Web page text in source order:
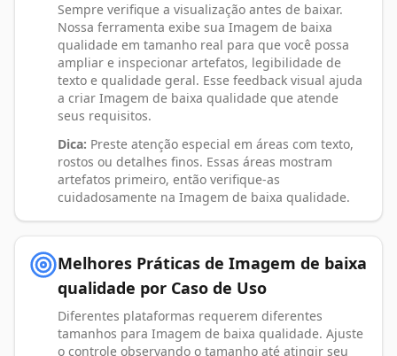
Sempre verifique a visualização antes de baixar.
Nossa ferramenta exibe sua Imagem de baixa
qualidade em tamanho real para que você possa
ampliar e inspecionar artefatos, legibilidade de
texto e qualidade geral. Esse feedback visual ajuda
a criar Imagem de baixa qualidade que atende
seus requisitos.
Dica: Preste atenção especial em áreas com texto,
rostos ou detalhes finos. Essas áreas mostram
artefatos primeiro, então verifique-as
cuidadosamente na Imagem de baixa qualidade.
Melhores Práticas de Imagem de baixa
qualidade por Caso de Uso
Diferentes plataformas requerem diferentes
tamanhos para Imagem de baixa qualidade. Ajuste
o controle observando o tamanho até atingir seu